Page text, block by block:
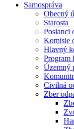
Samospráva
Obecný
Starosta
Poslanci
Komisie
Hlavný
Program
Územný
Civilná
Zber